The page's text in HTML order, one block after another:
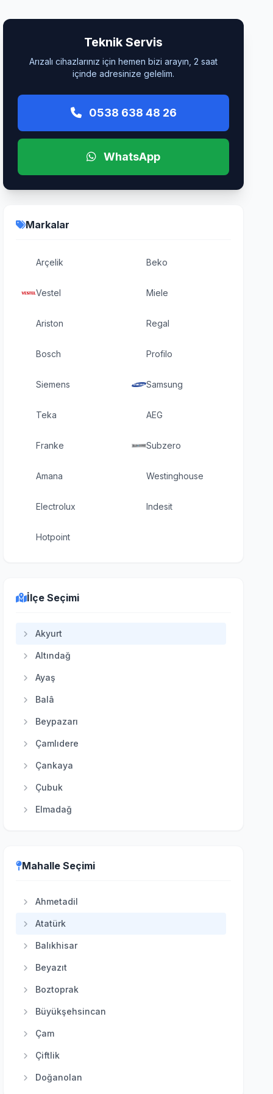
Teknik Servis
Arızalı cihazlarınız için hemen bizi arayın, 2 saat
içinde adresinize gelelim.
0538 638 48 26
WhatsApp
Markalar
Arçelik Beko
Vestel Miele
Ariston Regal
Bosch Profilo
Siemens Samsung
Teka AEG
Franke Subzero
Amana Westinghouse
Electrolux Indesit
Hotpoint
İlçe Seçimi
Akyurt
Altındağ
Ayaş
Balâ
Beypazarı
Çamlıdere
Çankaya
Çubuk
Elmadağ
Güdül
Haymana
Kahramankazan
Kalecik
Keçiören
Kızılcahamam
Mamak
Nallıhan
Polatlı
Mahalle Seçimi
Ahmetadil
Atatürk
Balıkhisar
Beyazıt
Boztoprak
Büyükşehsincan
Çam
Çiftlik
Doğanolan